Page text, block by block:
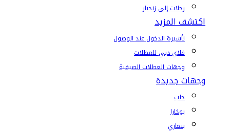
رحلات إلى زنجبار
اكتشف المزيد
تأشيرة الدخول عند الوصول
فلاي دبي للعطلات
وجهات العطلات الصيفية
وجهات جديدة
حلب
بوخارا
بنغازي